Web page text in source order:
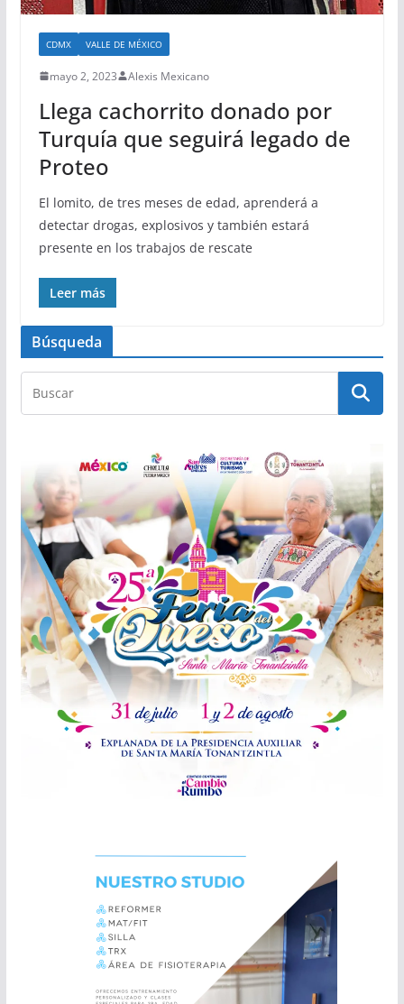
CDMX VALLE DE MÉXICO
mayo 2, 2023 Alexis Mexicano
Llega cachorrito donado por
Turquía que seguirá legado de
Proteo
El lomito, de tres meses de edad, aprenderá a
detectar drogas, explosivos y también estará
presente en los trabajos de rescate
Leer más
Búsqueda